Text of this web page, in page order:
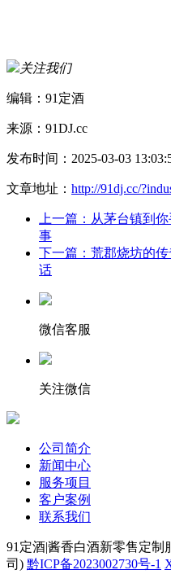
关注我们
编辑：91定酒
来源：91DJ.cc
发布时间：2025-03-03
文章地址： http://91dj.cc/
上一篇：从茅台镇到
事
下一篇：荒郡烧坊的
话
微信客服
关注微信
公司简介
新闻中心
服务项目
客户案例
联系我们
91定酒|酱香白酒新零售定
司) 黔ICP备2023002730号-1